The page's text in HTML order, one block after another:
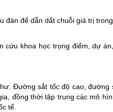
đàn để dẫn dắt chuỗi giá trị
cứu khoa học trọng điểm, dự
Đường sắt tốc độ cao, đường
đồng thời tập trung các mô
tế.